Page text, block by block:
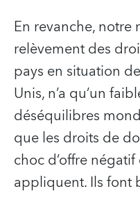
En revanche,
relèvement des
pays en situation
Unis, n’a qu’un
déséquilibres
que les droits de
choc d’offre
appliquent. Ils font